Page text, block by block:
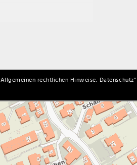
Allgemeinen rechtlichen Hinweise, Datenschutz"